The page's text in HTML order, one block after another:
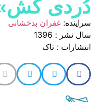
دُردی
سراینده: غفران بدخشانی
سال نشر : 1396
انتشارات : تاک